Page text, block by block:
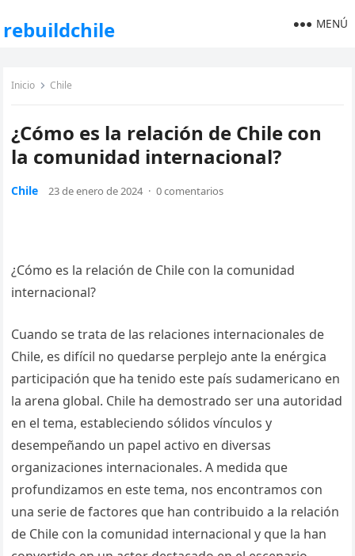
rebuildchile MENÚ
Inicio Chile
¿Cómo es la relación de Chile con
la comunidad internacional?
Chile 23 de enero de 2024 · 0 comentarios
¿Cómo es la relación de Chile con la comunidad
internacional?
Cuando se trata de las relaciones internacionales de
Chile, es difícil no quedarse perplejo ante la enérgica
participación que ha tenido este país sudamericano en
la arena global. Chile ha demostrado ser una autoridad
en el tema, estableciendo sólidos vínculos y
desempeñando un papel activo en diversas
organizaciones internacionales. A medida que
profundizamos en este tema, nos encontramos con
una serie de factores que han contribuido a la relación
de Chile con la comunidad internacional y que la han